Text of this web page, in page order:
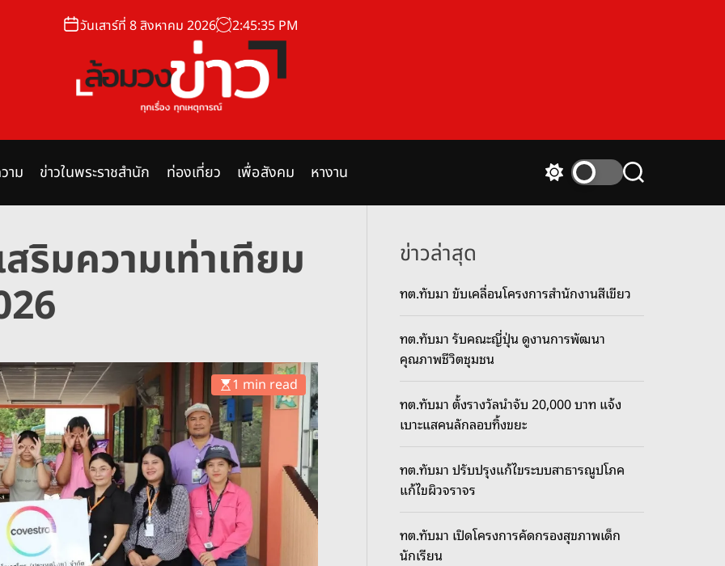
วันเสาร์ที่ 8 สิงหาคม 2026 2:45:36 PM
อ
ม
ง
ว
าม ข่าวในพระราชสำนัก ท่องเที่ยว เพื่อสังคม หางาน
i
o
r
e
S
a
ริมความเท่าเทียม
1 min read
ข่าวล่าสุด
ทต.ทับมา ขับเคลื่อนโครงการสำนักงานสีเขียว
ทต.ทับมา รับคณะญี่ปุ่น ดูงานการพัฒนา
คุณภาพชีวิตชุมชน
ทต.ทับมา ตั้งรางวัลนำจับ 20,000 บาท แจ้ง
เบาะแสคนลักลอบทิ้งขยะ
ทต.ทับมา ปรับปรุงแก้ไขระบบสาธารณูปโภค
แก้ไขผิวจราจร
ทต.ทับมา เปิดโครงการคัดกรองสุขภาพเด็ก
นักเรียน